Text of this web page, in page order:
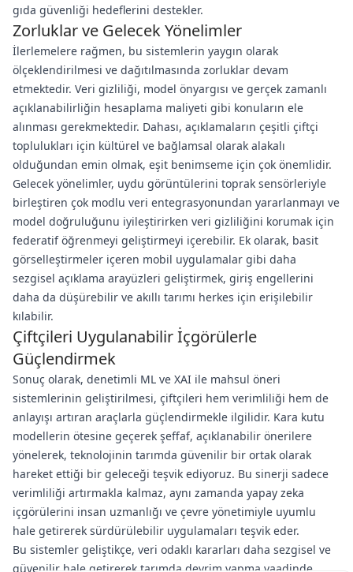
gıda güvenliği hedeflerini destekler.
Zorluklar ve Gelecek Yönelimler
İlerlemelere rağmen, bu sistemlerin yaygın olarak
ölçeklendirilmesi ve dağıtılmasında zorluklar devam
etmektedir. Veri gizliliği, model önyargısı ve gerçek zamanlı
açıklanabilirliğin hesaplama maliyeti gibi konuların ele
alınması gerekmektedir. Dahası, açıklamaların çeşitli çiftçi
toplulukları için kültürel ve bağlamsal olarak alakalı
olduğundan emin olmak, eşit benimseme için çok önemlidir.
Gelecek yönelimler, uydu görüntülerini toprak sensörleriyle
birleştiren çok modlu veri entegrasyonundan yararlanmayı ve
model doğruluğunu iyileştirirken veri gizliliğini korumak için
federatif öğrenmeyi geliştirmeyi içerebilir. Ek olarak, basit
görselleştirmeler içeren mobil uygulamalar gibi daha
sezgisel açıklama arayüzleri geliştirmek, giriş engellerini
daha da düşürebilir ve akıllı tarımı herkes için erişilebilir
kılabilir.
Çiftçileri Uygulanabilir İçgörülerle
Güçlendirmek
Sonuç olarak, denetimli ML ve XAI ile mahsul öneri
sistemlerinin geliştirilmesi, çiftçileri hem verimliliği hem de
anlayışı artıran araçlarla güçlendirmekle ilgilidir. Kara kutu
modellerin ötesine geçerek şeffaf, açıklanabilir önerilere
yönelerek, teknolojinin tarımda güvenilir bir ortak olarak
hareket ettiği bir geleceği teşvik ediyoruz. Bu sinerji sadece
verimliliği artırmakla kalmaz, aynı zamanda yapay zeka
içgörülerini insan uzmanlığı ve çevre yönetimiyle uyumlu
hale getirerek sürdürülebilir uygulamaları teşvik eder.
Bu sistemler geliştikçe, veri odaklı kararları daha sezgisel ve
güvenilir hale getirerek tarımda devrim yapma vaadinde